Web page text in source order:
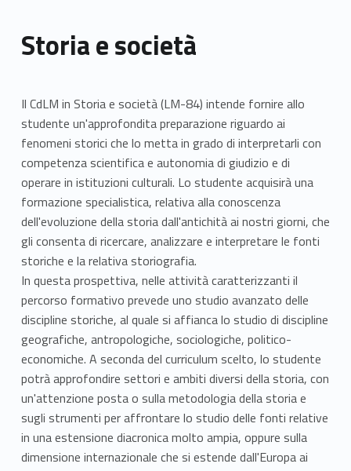
Storia e società
Il CdLM in Storia e società (LM-84) intende fornire allo
studente un'approfondita preparazione riguardo ai
fenomeni storici che lo metta in grado di interpretarli con
competenza scientifica e autonomia di giudizio e di
operare in istituzioni culturali. Lo studente acquisirà una
formazione specialistica, relativa alla conoscenza
dell'evoluzione della storia dall'antichità ai nostri giorni, che
gli consenta di ricercare, analizzare e interpretare le fonti
storiche e la relativa storiografia.
In questa prospettiva, nelle attività caratterizzanti il
percorso formativo prevede uno studio avanzato delle
discipline storiche, al quale si affianca lo studio di discipline
geografiche, antropologiche, sociologiche, politico-
economiche. A seconda del curriculum scelto, lo studente
potrà approfondire settori e ambiti diversi della storia, con
un'attenzione posta o sulla metodologia della storia e
sugli strumenti per affrontare lo studio delle fonti relative
in una estensione diacronica molto ampia, oppure sulla
dimensione internazionale che si estende dall'Europa ai